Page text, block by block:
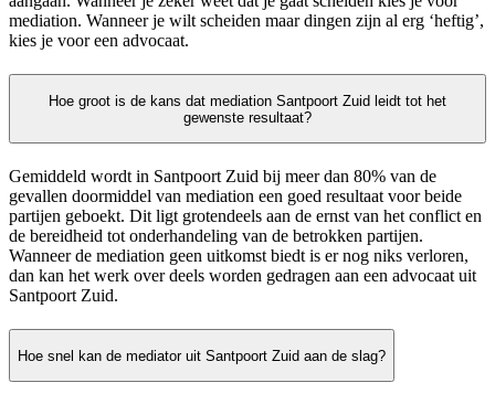
mediation. Wanneer je wilt scheiden maar dingen zijn al erg ‘heftig’,
kies je voor een advocaat.
Hoe groot is de kans dat mediation Santpoort Zuid leidt tot het
gewenste resultaat?
Gemiddeld wordt in Santpoort Zuid bij meer dan 80% van de
gevallen doormiddel van mediation een goed resultaat voor beide
partijen geboekt. Dit ligt grotendeels aan de ernst van het conflict en
de bereidheid tot onderhandeling van de betrokken partijen.
Wanneer de mediation geen uitkomst biedt is er nog niks verloren,
dan kan het werk over deels worden gedragen aan een advocaat uit
Santpoort Zuid.
Hoe snel kan de mediator uit Santpoort Zuid aan de slag?